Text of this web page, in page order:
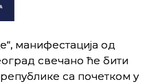
манифестација од
свечано ће бити
са почетком у